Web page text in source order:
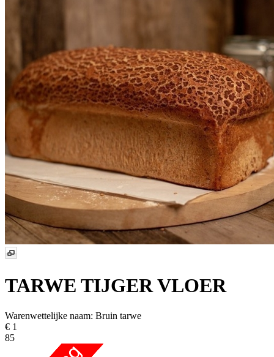
TARWE TIJGER VLOER
Warenwettelijke naam: Bruin tarwe
€ 1
85